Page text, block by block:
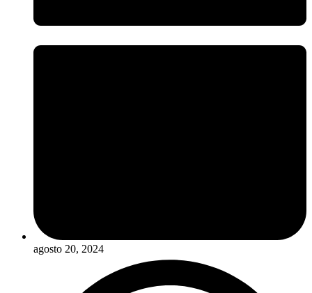
agosto 20, 2024